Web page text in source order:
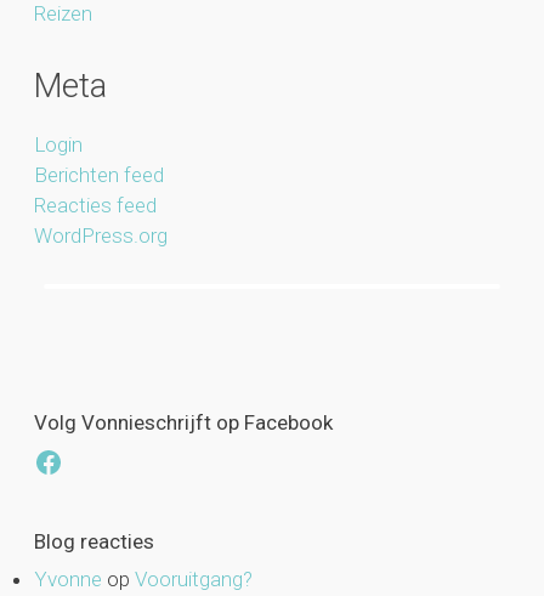
Reizen
Meta
Login
Berichten feed
Reacties feed
WordPress.org
Volg Vonnieschrijft op Facebook
Facebook
Blog reacties
Yvonne op Vooruitgang?